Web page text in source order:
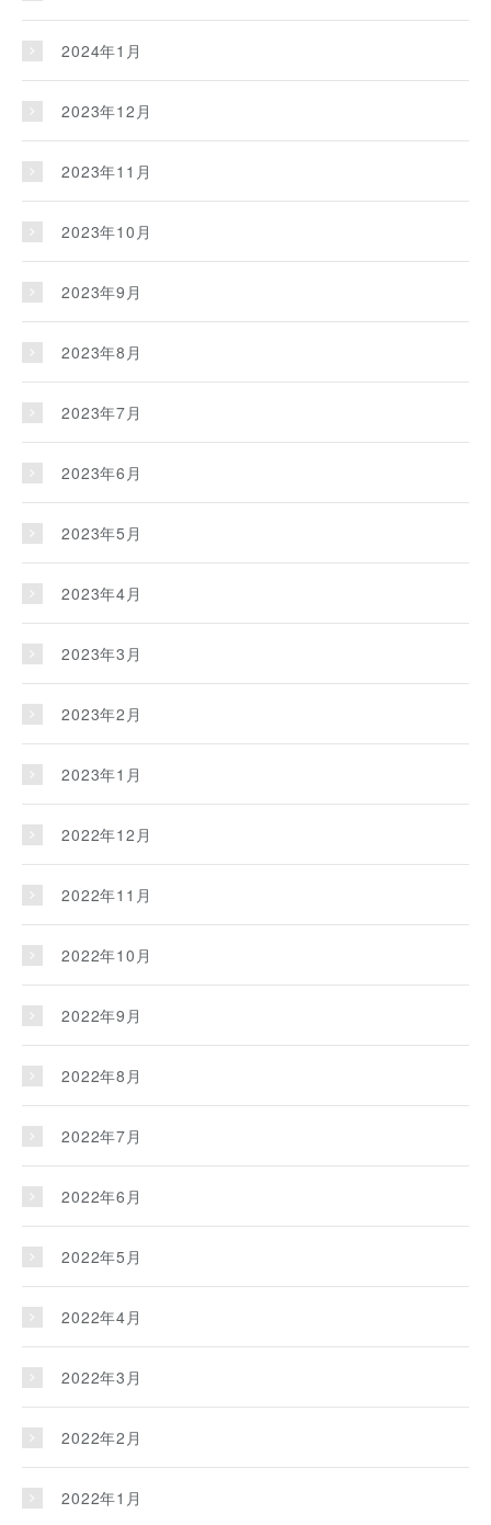
2024年1月
2023年12月
2023年11月
2023年10月
2023年9月
2023年8月
2023年7月
2023年6月
2023年5月
2023年4月
2023年3月
2023年2月
2023年1月
2022年12月
2022年11月
2022年10月
2022年9月
2022年8月
2022年7月
2022年6月
2022年5月
2022年4月
2022年3月
2022年2月
2022年1月